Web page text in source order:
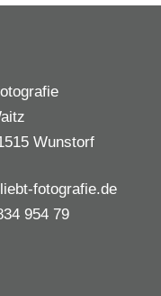
Wunstorf
fotografie.de
954 79